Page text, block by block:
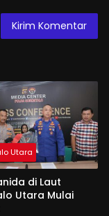
Utara
di Laut
Utara Mulai